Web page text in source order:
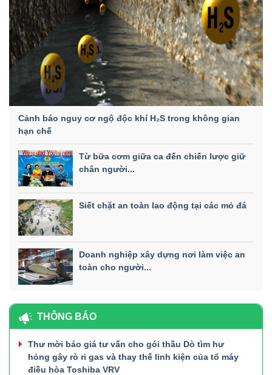
Cảnh báo nguy cơ ngộ độc khí H₂S trong không gian
hạn chế
Từ bữa cơm giữa ca đến chiến lược giữ
chân người...
Siết chặt an toàn lao động tại các mỏ đá
Doanh nghiệp xây dựng nơi làm việc an
toàn cho người...
THÔNG BÁO
Thư mời báo giá tư vấn cho gói thầu Dò tìm hư
hỏng gây rò rỉ gas và thay thế linh kiện của tổ máy
điều hòa Toshiba VRV